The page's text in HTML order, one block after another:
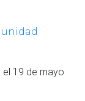
el 19 de mayo